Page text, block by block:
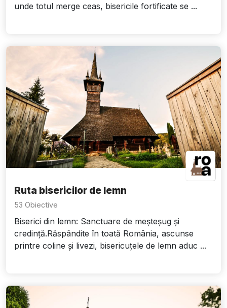
unde totul merge ceas, bisericile fortificate se ...
Ruta bisericilor de lemn
53 Obiective
Biserici din lemn: Sanctuare de meșteșug și
credință.Răspândite în toată România, ascunse
printre coline și livezi, bisericuțele de lemn aduc ...